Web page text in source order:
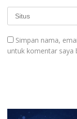
Simpan nama,
untuk komentar saya